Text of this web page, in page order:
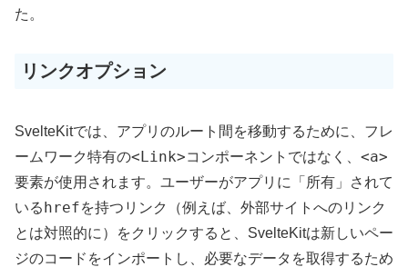
た。
リンクオプション
SvelteKitでは、アプリのルート間を移動するために、フレ
ームワーク特有の<Link>コンポーネントではなく、 <a>
要素が使用されます。ユーザーがアプリに「所有」されて
いるhrefを持つリンク（例えば、外部サイトへのリンク
とは対照的に）をクリックすると、SvelteKitは新しいペー
ジのコードをインポートし、必要なデータを取得するため